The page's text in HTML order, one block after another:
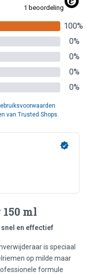
ml
en effectief
is speciaal
op milde maar
formule